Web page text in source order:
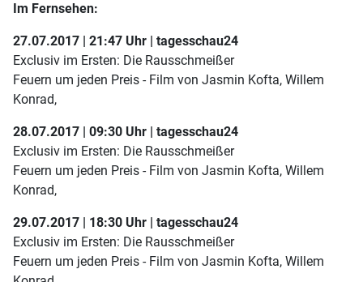
Im Fernsehen:
27.07.2017 | 21:47 Uhr | tagesschau24
Exclusiv im Ersten: Die Rausschmeißer
Feuern um jeden Preis - Film von Jasmin Kofta, Willem
Konrad,
28.07.2017 | 09:30 Uhr | tagesschau24
Exclusiv im Ersten: Die Rausschmeißer
Feuern um jeden Preis - Film von Jasmin Kofta, Willem
Konrad,
29.07.2017 | 18:30 Uhr | tagesschau24
Exclusiv im Ersten: Die Rausschmeißer
Feuern um jeden Preis - Film von Jasmin Kofta, Willem